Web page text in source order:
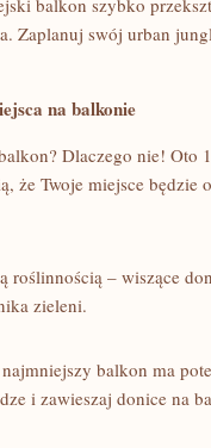
balkon szybko
Zaplanuj swój urban
na‌ balkonie
Dlaczego nie! Oto
że ⁣Twoje miejsce​ będzie
roślinnością – wiszące
zieleni.
balkon ma
i‌ zawieszaj donice‌ na